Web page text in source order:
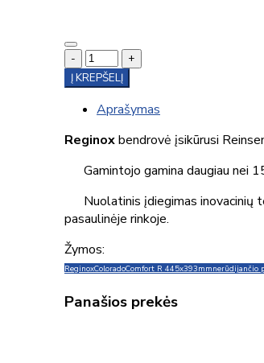
-
+
Į KREPŠELĮ
Aprašymas
Reginoxbendrovė įsikūrusi
Gamintojo gamina daugiau nei
Nuolatinis įdiegimas inovacinių
pasaulinėje rinkoje.
Žymos:
ReginoxColoradoComfort R 445x393mmnerūdijančio
Panašios prekės